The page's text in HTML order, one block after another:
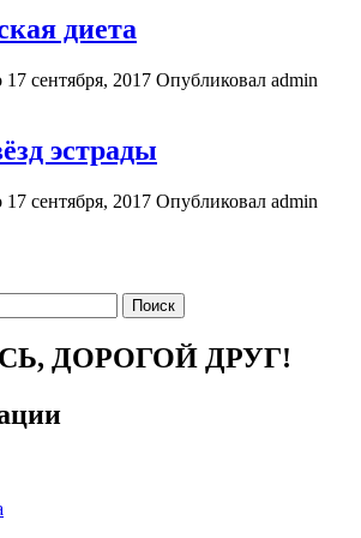
диета
сентября, 2017 Опубликовал admin
эстрады
сентября, 2017 Опубликовал admin
ДОРОГОЙ ДРУГ!